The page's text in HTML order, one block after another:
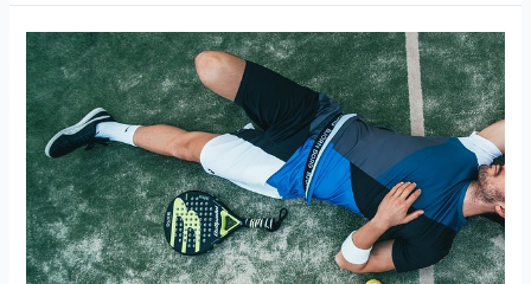
Ass
zum
Tennissieg
servieren